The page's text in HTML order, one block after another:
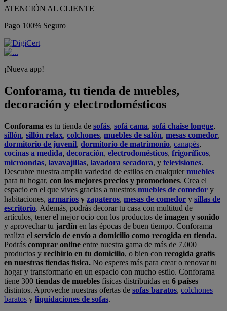
ATENCIÓN AL CLIENTE
Pago 100% Seguro
¡Nueva app!
Conforama, tu tienda de muebles,
decoración y electrodomésticos
Conforama es tu tienda de sofás, sofá cama, sofá chaise longue,
sillón, sillón relax, colchones, muebles de salón, mesas comedor,
dormitorio de juvenil, dormitorio de matrimonio, canapés,
cocinas a medida, decoración, electrodomésticos, frigoríficos,
microondas, lavavajillas, lavadora secadora, y televisiones.
Descubre nuestra amplia variedad de estilos en cualquiermuebles
para tu hogar, con los mejores precios y promociones. Crea el
espacio en el que vives gracias a nuestros muebles de comedor y
habitaciones, armarios y zapateros, mesas de comedor y sillas de
escritorio. Además, podrás decorar tu casa con multitud de
artículos, tener el mejor ocio con los productos de imagen y sonido
y aprovechar tu jardín en las épocas de buen tiempo. Conforama
realiza el servicio de envío a domicilio como recogida en tienda.
Podrás comprar online entre nuestra gama de más de 7.000
productos y recibirlo en tu domicilio, o bien con recogida gratis
en nuestras tiendas física. No esperes más para crear o renovar tu
hogar y transformarlo en un espacio con mucho estilo. Conforama
tiene 300 tiendas de muebles físicas distribuidas en 6 países
distintos. Aproveche nuestras ofertas de sofas baratos, colchones
baratos y liquidaciones de sofas.